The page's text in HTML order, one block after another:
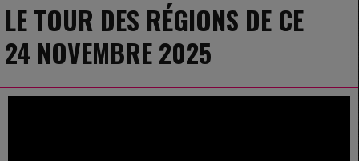
LE TOUR DES RÉGIONS DE CE
24 NOVEMBRE 2025